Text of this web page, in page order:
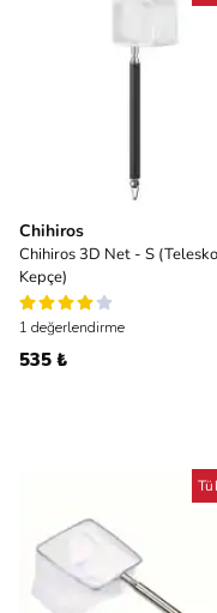
Chihiros
Chihiros 3D Net - S
Kepçe)
1 değerlendirme
535 ₺